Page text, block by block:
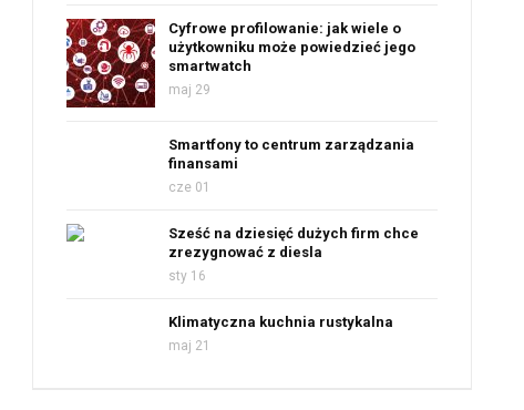
Cyfrowe profilowanie: jak wiele o
użytkowniku może powiedzieć jego
smartwatch
maj 29
Smartfony to centrum zarządzania
finansami
cze 01
Sześć na dziesięć dużych firm chce
zrezygnować z diesla
sty 16
Klimatyczna kuchnia rustykalna
maj 21